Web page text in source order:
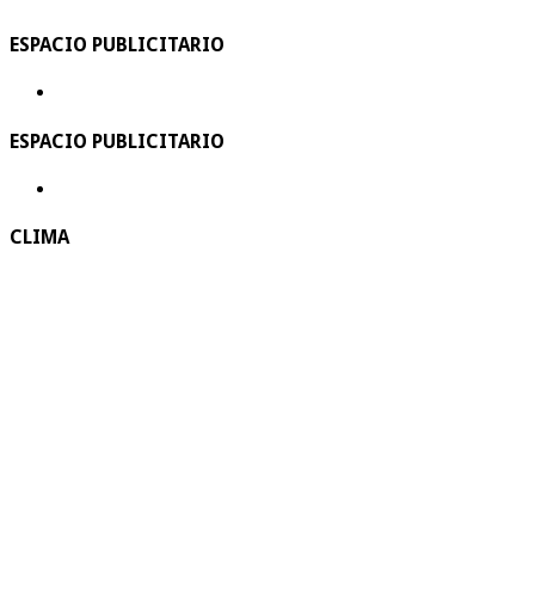
ESPACIO PUBLICITARIO
ESPACIO PUBLICITARIO
CLIMA